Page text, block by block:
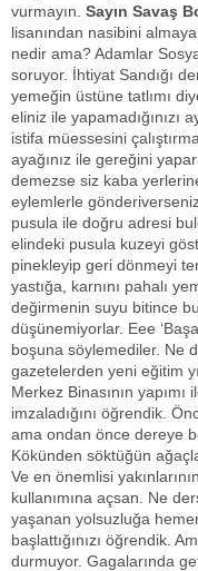
vurmayın. Sayın Savaş
lisanından nasibini
nedir ama? Adamlar
soruyor. İhtiyat Sandığı
yemeğin üstüne tatlımı
eliniz ile yapamadığınızı
istifa müessesini
ayağınız ile gereğini
demezse siz kaba
eylemlerle
pusula ile doğru adresi
elindeki pusula kuzeyi
pinekleyip geri dönmeyi
yastığa, karnını pahalı
değirmenin suyu bitince
düşünemiyorlar. Eee
boşuna söylemediler. Ne
gazetelerden yeni eğitim
Merkez Binasının
imzaladığını öğrendik.
ama ondan önce dereye
Kökünden söktüğün
Ve en önemlisi
kullanımına açsan. Ne
yaşanan yolsuzluğa
başlattığınızı öğrendik.
durmuyor. Gagalarında